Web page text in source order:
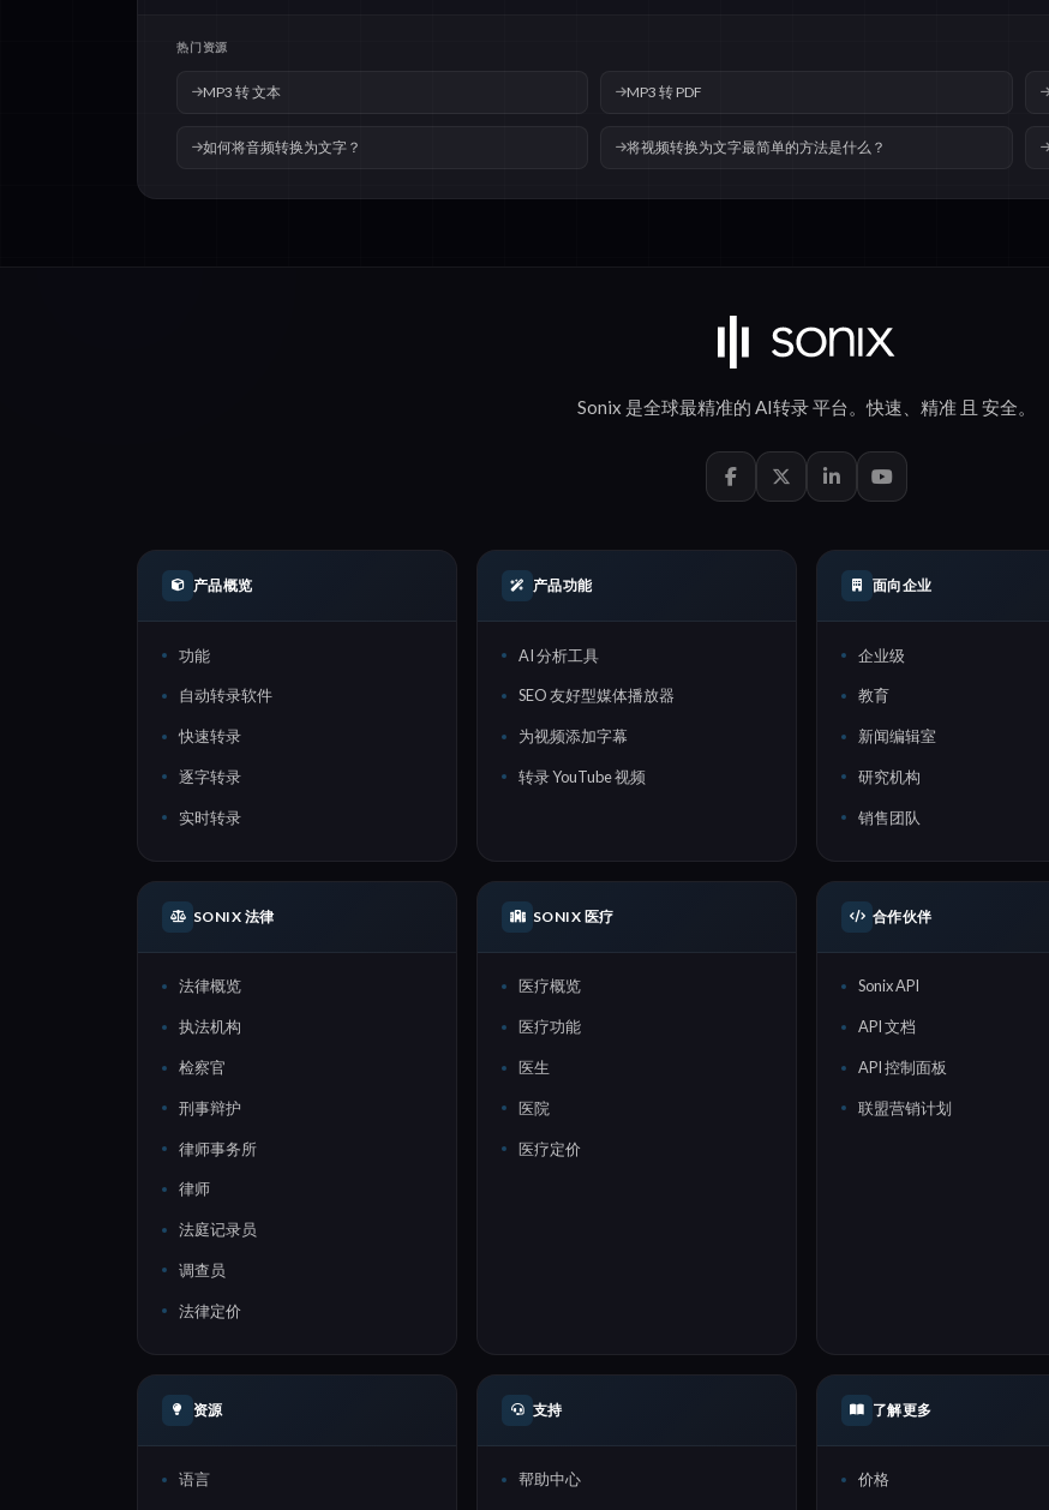
热门资源
MP3 转 文本 MP3 转 PDF
如何将音频转换为文字？ 将视频转换为文字最简单的方法是什么？
Sonix 是全球最精准的 AI转录平台。快速 精准 且 安全。
产品概览
功能
自动转录软件
快速转录
逐字转录
实时转录
产品功能
AI 分析工具
SEO 友好型媒体播放器
为视频添加字幕
转录 YouTube 视频
面向企业
企业级
教育
新闻编辑室
研究机构
销售团队
SONIX 法律
法律概览
执法机构
检察官
刑事辩护
律师事务所
律师
法庭记录员
调查员
法律定价
SONIX 医疗
医疗概览
医疗功能
医生
医院
医疗定价
合作伙伴
Sonix API
API 文档
API 控制面板
联盟营销计划
资源
语言
支持
帮助中心
了解更多
价格